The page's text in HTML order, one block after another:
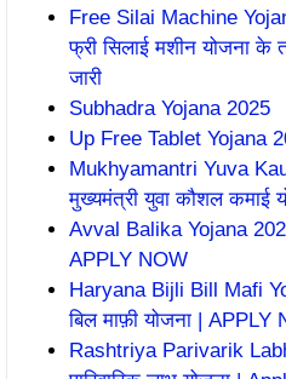
Free Silai Machine
फ्री सिलाई मशीन योजना के
जारी
Subhadra Yojana 2025
Up Free Tablet Yojana
Mukhyamantri Yuva
मुख्यमंत्री युवा कौशल कमाई
Avval Balika Yojana
APPLY NOW
Haryana Bijli Bill Mafi
बिल माफ़ी योजना | APPLY
Rashtriya Parivarik